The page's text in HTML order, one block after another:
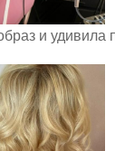
и удивила